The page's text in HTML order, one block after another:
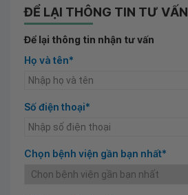
ĐỂ LẠI THÔNG TIN TƯ VẤN
Để lại thông tin nhận tư vấn
Họ và tên*
Số điện thoại*
Chọn bệnh viện gần bạn nhất*